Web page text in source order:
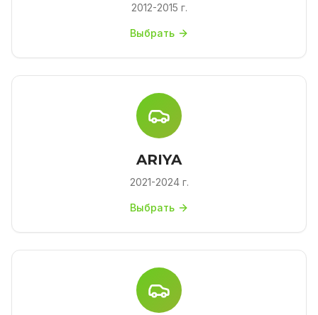
2012-2015 г.
Выбрать
ARIYA
2021-2024 г.
Выбрать